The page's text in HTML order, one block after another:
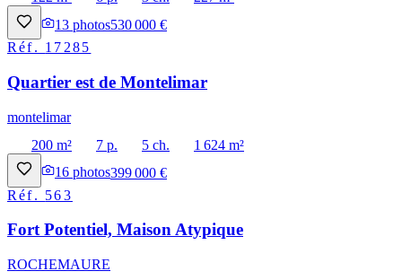
13 photos530 000 €
Réf. 17285
Quartier est de Montelimar
montelimar
200 m²
7 p. 5 ch.
1 624 m²
16 photos399 000 €
Réf. 563
Fort Potentiel, Maison Atypique
ROCHEMAURE